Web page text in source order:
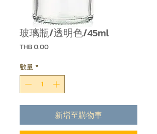
玻璃瓶/透明色/45ml
THB 0.00價
數量*
新增至購物車